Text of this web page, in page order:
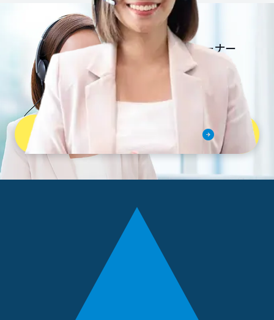
一流英語トレーナー
だから安心安全。
さぁ、Bizmatesを
はじめよう。